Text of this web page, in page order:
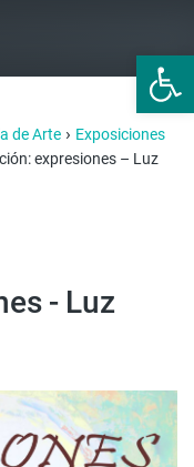
Abrir
de Arte › Exposiciones
expresiones – Luz
- Luz